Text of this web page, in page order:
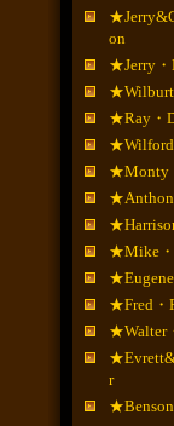
on
★Jerry・
★Wilburt
★Ray・
★Wilford
★Monty
★Mike・
★Fred・
★Walter
r